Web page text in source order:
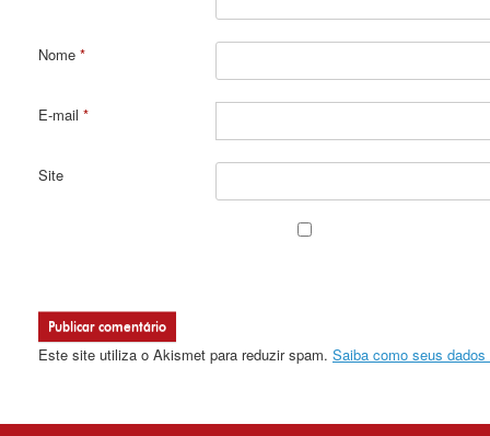
Nome *
E-mail *
Site
Este site utiliza o Akismet para reduzir spam. Saiba como seus